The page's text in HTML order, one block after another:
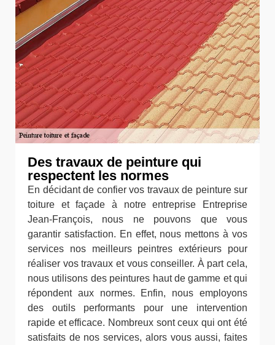
Des travaux de peinture qui
respectent les normes
En décidant de confier vos travaux de peinture sur
toiture et façade à notre entreprise Entreprise
Jean-François, nous ne pouvons que vous
garantir satisfaction. En effet, nous mettons à vos
services nos meilleurs peintres extérieurs pour
réaliser vos travaux et vous conseiller. À part cela,
nous utilisons des peintures haut de gamme et qui
répondent aux normes. Enfin, nous employons
des outils performants pour une intervention
rapide et efficace. Nombreux sont ceux qui ont été
satisfaits de nos services, alors vous aussi, faites